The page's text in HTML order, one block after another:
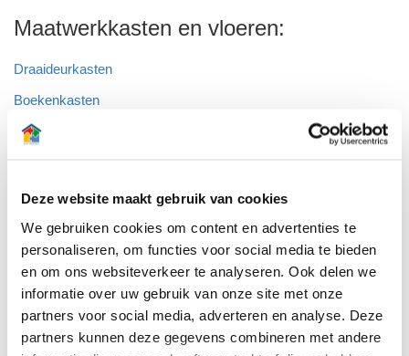
Deze website maakt gebruik van cookies
We gebruiken cookies om content en advertenties te
personaliseren, om functies voor social media te bieden
en om ons websiteverkeer te analyseren. Ook delen we
informatie over uw gebruik van onze site met onze
partners voor social media, adverteren en analyse. Deze
partners kunnen deze gegevens combineren met andere
Maatwerkkasten en vloeren:
Draaideurkasten
Boekenkasten
Wandkasten
Schuifdeurkasten
Schuine wandkasten
Hoekkasten
Garderobekasten
Wasmachinekasten
Televisiekasten